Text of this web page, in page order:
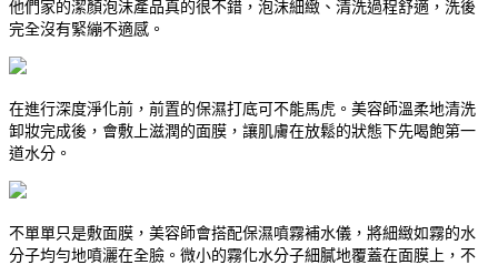
他們家的潔顏泡沫產品真的很不錯，泡沫細緻、清洗過程舒適，洗後
完全沒有緊繃不適感。
在進行深度淨化前，前置的保濕打底可不能馬虎。美容師溫柔地清洗
卸妝完成後，會敷上滋潤的面膜，讓肌膚在放鬆的狀態下先喝飽第一
道水分。
不單單只是敷面膜，美容師會搭配保濕噴霧補水儀，將細緻如霧的水
分子均勻地噴灑在全臉。微小的霧化水分子細膩地覆蓋在面膜上，不